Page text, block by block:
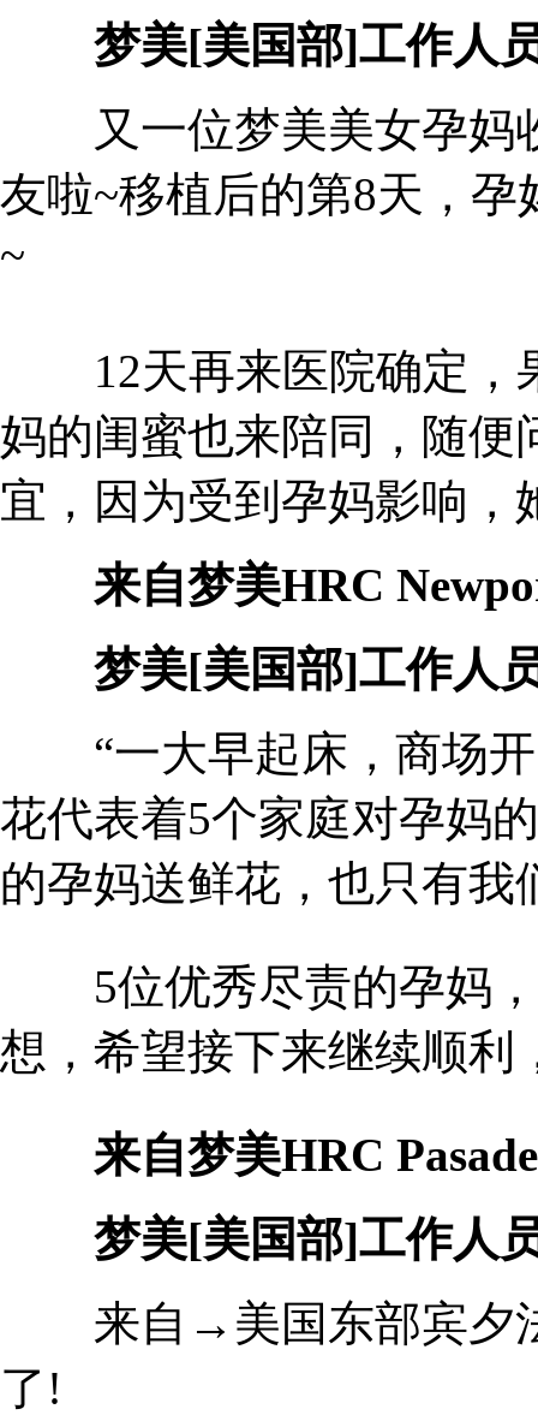
梦美[美国部]工作人
又一位梦美美女孕妈
友啦~移植后的第8天，
~
12天再来医院确定，
妈的闺蜜也来陪同，随便
宜，因为受到孕妈影响
来自梦美HRC
梦美[美国部]工作人
“一大早起床，商场开
花代表着5个家庭对孕妈
的孕妈送鲜花，也只有我
5位优秀尽责的孕妈，
想，希望接下来继续顺
来自梦美HRC
梦美[美国部]工作人
来自→美国东部宾夕法
了!